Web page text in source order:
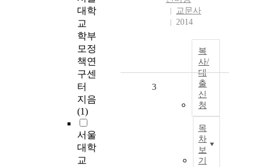
대학
교
학부
모정
책연
구센
터
지음
(1)
서울
대학
교
교문사
2014
복
사/
대
출
신
청
목
차
보
기
3